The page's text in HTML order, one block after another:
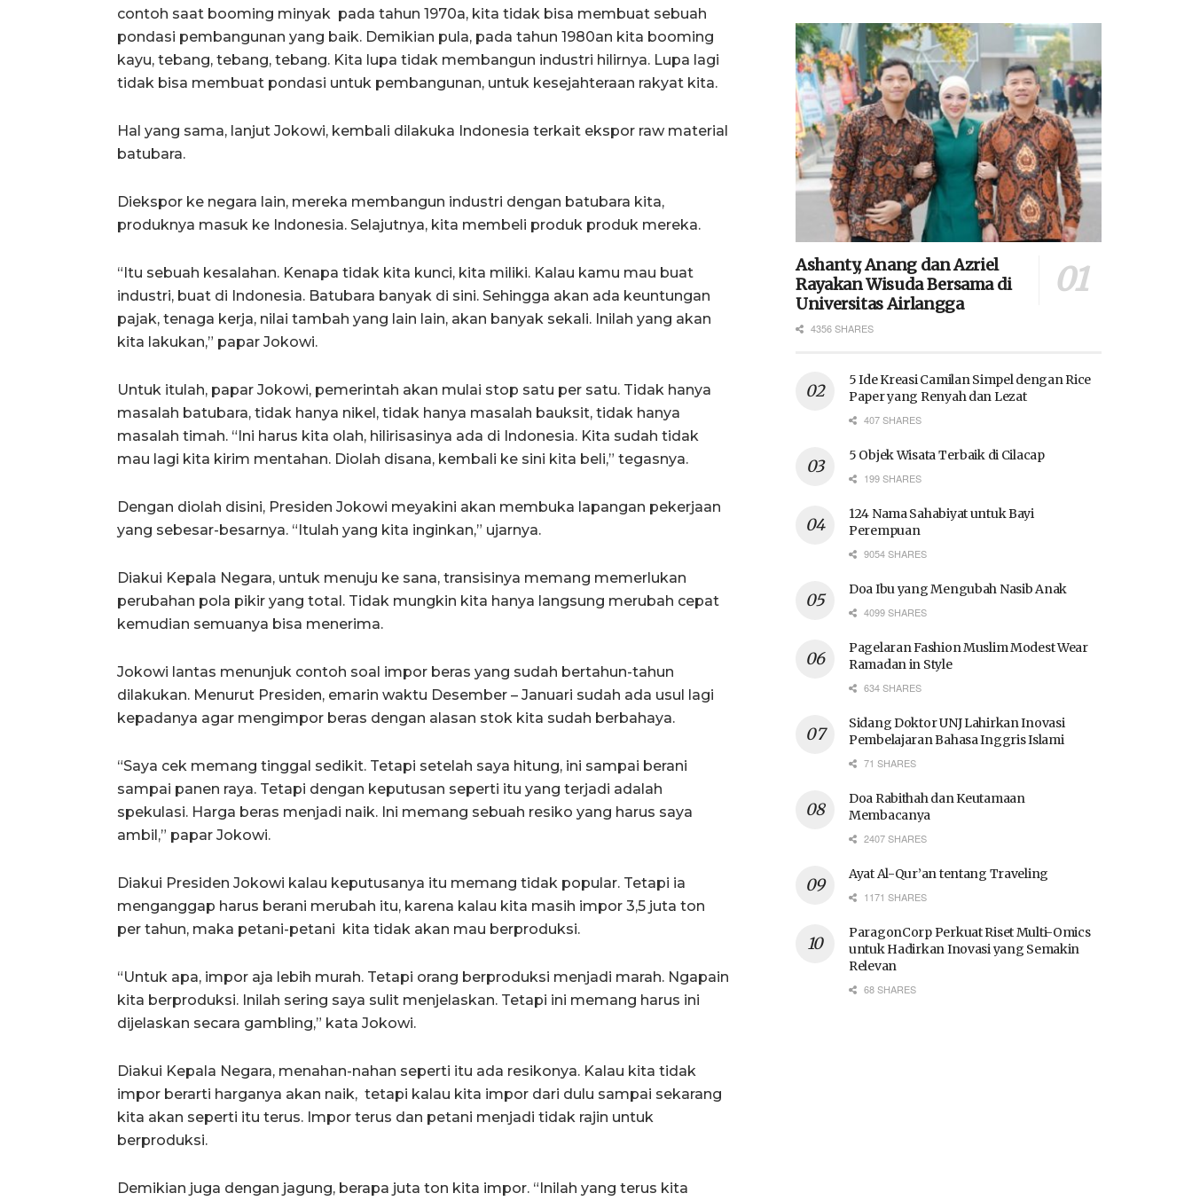
contoh saat booming minyak pada tahun 1970a, kita tidak bisa membuat sebuah
pondasi pembangunan yang baik. Demikian pula, pada tahun 1980an kita booming
kayu, tebang, tebang, tebang. Kita lupa tidak membangun industri hilirnya. Lupa lagi
tidak bisa membuat pondasi untuk pembangunan, untuk kesejahteraan rakyat kita.
Hal yang sama, lanjut Jokowi, kembali dilakuka Indonesia terkait ekspor raw material
batubara.
Diekspor ke negara lain, mereka membangun industri dengan batubara kita,
produknya masuk ke Indonesia. Selajutnya, kita membeli produk produk mereka.
“Itu sebuah kesalahan. Kenapa tidak kita kunci, kita miliki. Kalau kamu mau buat
industri, buat di Indonesia. Batubara banyak di sini. Sehingga akan ada keuntungan
pajak, tenaga kerja, nilai tambah yang lain lain, akan banyak sekali. Inilah yang akan
kita lakukan,” papar Jokowi.
Untuk itulah, papar Jokowi, pemerintah akan mulai stop satu per satu. Tidak hanya
masalah batubara, tidak hanya nikel, tidak hanya masalah bauksit, tidak hanya
masalah timah. “Ini harus kita olah, hilirisasinya ada di Indonesia. Kita sudah tidak
mau lagi kita kirim mentahan. Diolah disana, kembali ke sini kita beli,” tegasnya.
Dengan diolah disini, Presiden Jokowi meyakini akan membuka lapangan pekerjaan
yang sebesar-besarnya. “Itulah yang kita inginkan,” ujarnya.
Diakui Kepala Negara, untuk menuju ke sana, transisinya memang memerlukan
perubahan pola pikir yang total. Tidak mungkin kita hanya langsung merubah cepat
kemudian semuanya bisa menerima.
Jokowi lantas menunjuk contoh soal impor beras yang sudah bertahun-tahun
dilakukan. Menurut Presiden, emarin waktu Desember – Januari sudah ada usul lagi
kepadanya agar mengimpor beras dengan alasan stok kita sudah berbahaya.
“Saya cek memang tinggal sedikit. Tetapi setelah saya hitung, ini sampai berani
sampai panen raya. Tetapi dengan keputusan seperti itu yang terjadi adalah
spekulasi. Harga beras menjadi naik. Ini memang sebuah resiko yang harus saya
ambil,” papar Jokowi.
Diakui Presiden Jokowi kalau keputusanya itu memang tidak popular. Tetapi ia
menganggap harus berani merubah itu, karena kalau kita masih impor 3,5 juta ton
per tahun, maka petani-petani kita tidak akan mau berproduksi.
“Untuk apa, impor aja lebih murah. Tetapi orang berproduksi menjadi marah. Ngapain
kita berproduksi. Inilah sering saya sulit menjelaskan. Tetapi ini memang harus ini
dijelaskan secara gambling,” kata Jokowi.
Diakui Kepala Negara, menahan-nahan seperti itu ada resikonya. Kalau kita tidak
impor berarti harganya akan naik, tetapi kalau kita impor dari dulu sampai sekarang
kita akan seperti itu terus. Impor terus dan petani menjadi tidak rajin untuk
berproduksi.
Demikian juga dengan jagung, berapa juta ton kita impor. “Inilah yang terus kita
Ashanty, Anang dan Azriel
Rayakan Wisuda Bersama di
Universitas Airlangga
4356 SHARES
5 Ide Kreasi Camilan Simpel dengan Rice
Paper yang Renyah dan Lezat
407 SHARES
5 Objek Wisata Terbaik di Cilacap
199 SHARES
124 Nama Sahabiyat untuk Bayi
Perempuan
9054 SHARES
Doa Ibu yang Mengubah Nasib Anak
4099 SHARES
Pagelaran Fashion Muslim Modest Wear
Ramadan in Style
634 SHARES
Sidang Doktor UNJ Lahirkan Inovasi
Pembelajaran Bahasa Inggris Islami
71 SHARES
Doa Rabithah dan Keutamaan
Membacanya
2407 SHARES
Ayat Al-Qur’an tentang Traveling
1171 SHARES
ParagonCorp Perkuat Riset Multi-Omics
untuk Hadirkan Inovasi yang Semakin
Relevan
68 SHARES